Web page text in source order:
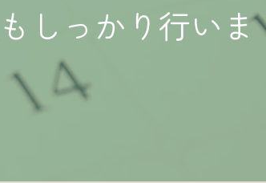
彩塗装
・定期点検
しっかり行いま